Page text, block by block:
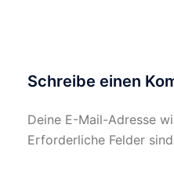
Schreibe einen
Deine E-Mail-Adresse
Erforderliche Felder